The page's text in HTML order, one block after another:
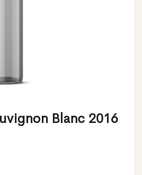
Blanc 2016